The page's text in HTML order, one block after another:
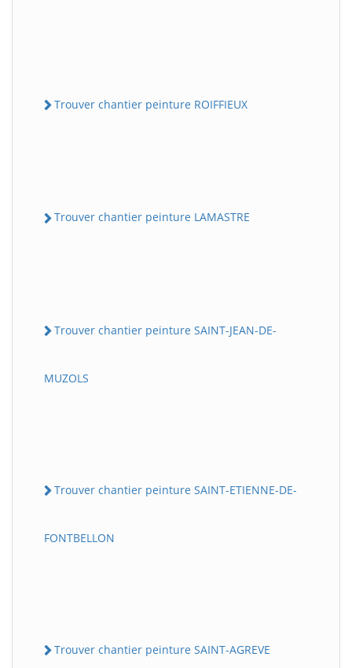
Trouver chantier peinture ROIFFIEUX
Trouver chantier peinture LAMASTRE
Trouver chantier peinture SAINT-JEAN-DE-
MUZOLS
Trouver chantier peinture SAINT-ETIENNE-DE-
FONTBELLON
Trouver chantier peinture SAINT-AGREVE